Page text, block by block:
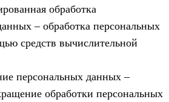
обработка
– обработка персональных
средств вычислительной
персональных данных –
обработки персональных